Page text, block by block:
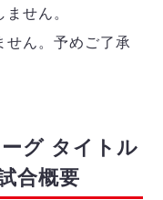
せん。
ん。予めご了承
グ タイトル
合概要